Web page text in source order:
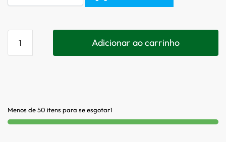
Adicionar ao carrinho
Menos de 50 itens para se esgotar1